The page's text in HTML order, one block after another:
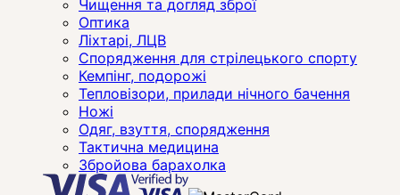
Чищення та догляд зброї
Оптика
Ліхтарі, ЛЦВ
Спорядження для стрілецького спорту
Кемпінг, подорожі
Тепловізори, прилади нічного бачення
Ножі
Одяг, взуття, спорядження
Тактична медицина
Збройова барахолка